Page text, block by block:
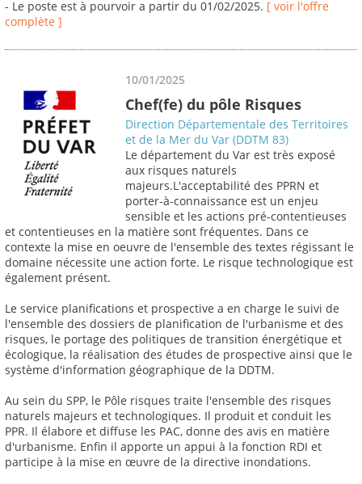
- Le poste est à pourvoir a partir du 01/02/2025. [ voir l'offre
complète ]
10/01/2025
Chef(fe) du pôle Risques
Direction Départementale des Territoires
et de la Mer du Var (DDTM 83)
Le département du Var est très exposé
aux risques naturels
majeurs.L'acceptabilité des PPRN et
porter-à-connaissance est un enjeu
sensible et les actions pré-contentieuses
et contentieuses en la matière sont fréquentes. Dans ce
contexte la mise en oeuvre de l'ensemble des textes régissant le
domaine nécessite une action forte. Le risque technologique est
également présent.
Le service planifications et prospective a en charge le suivi de
l'ensemble des dossiers de planification de l'urbanisme et des
risques, le portage des politiques de transition énergétique et
écologique, la réalisation des études de prospective ainsi que le
système d'information géographique de la DDTM.
Au sein du SPP, le Pôle risques traite l'ensemble des risques
naturels majeurs et technologiques. Il produit et conduit les
PPR. Il élabore et diffuse les PAC, donne des avis en matière
d'urbanisme. Enfin il apporte un appui à la fonction RDI et
participe à la mise en œuvre de la directive inondations.